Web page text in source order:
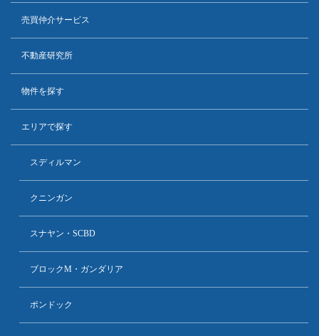
売買仲介サービス
不動産研究所
物件を探す
エリアで探す
スディルマン
クニンガン
スナヤン・SCBD
ブロックM・ガンダリア
ポンドック